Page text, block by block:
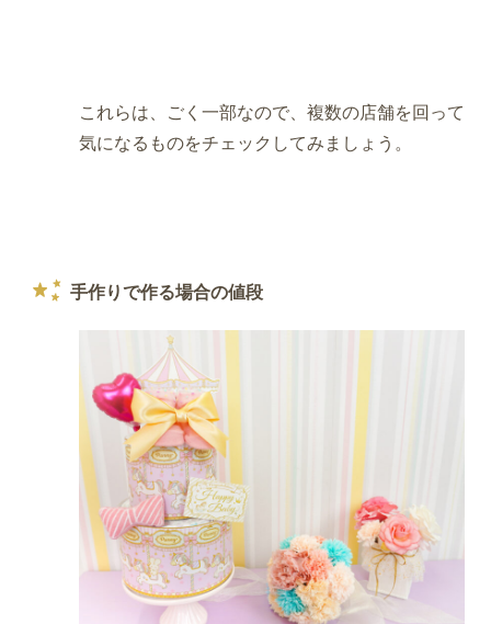
これらは、ごく一部なので、複数の店舗を回って
気になるものをチェックしてみましょう。
手作りで作る場合の値段